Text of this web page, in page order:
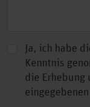
Datenschutz *
Ja, ich habe
Kenntnis
die Erhebung